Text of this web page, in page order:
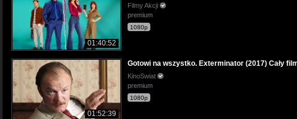
01:40:52
Filmy Akcji
premium
1080p
01:52:39
Gotowi na wszystko. Exterminator (2017) Cały
KinoSwiat
premium
1080p